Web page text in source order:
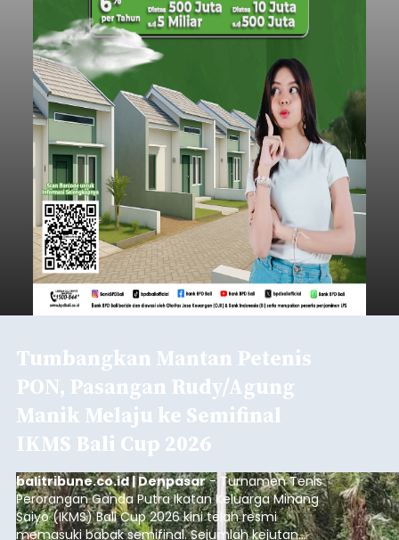
Tumbangkan Mantan Petenis
PON, Pasangan Rudy/Agung
Manik Melaju ke Semifinal
IKMS Bali Cup 2026
balitribune.co.id | Denpasar- Turnamen Tenis
Perorangan Ganda Putra Ikatan Keluarga Minang
Saiyo (IKMS) Bali Cup 2026 kini telah resmi
memasuki babak semifinal. Sejumlah kejutan